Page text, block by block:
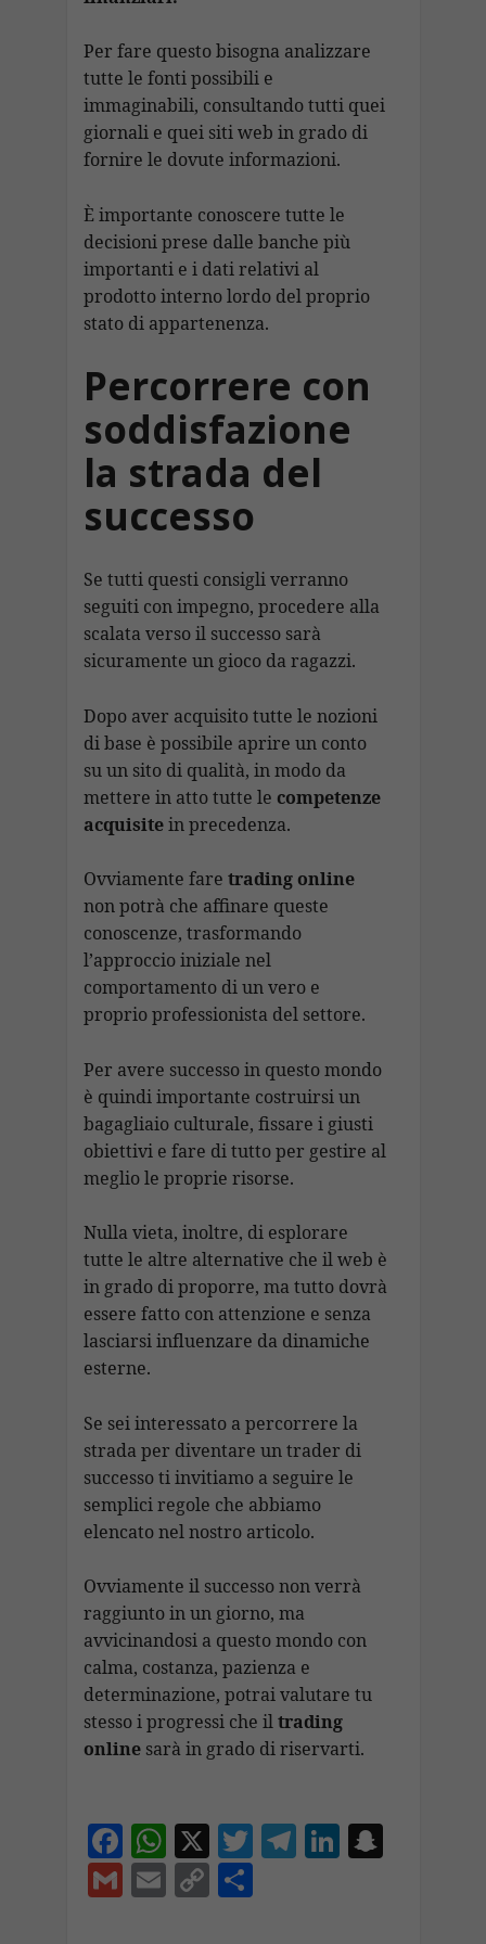
Per fare questo bisogna analizzare
tutte le fonti possibili e
immaginabili, consultando tutti quei
giornali e quei siti web in grado di
fornire le dovute informazioni.
È importante conoscere tutte le
decisioni prese dalle banche più
importanti e i dati relativi al
prodotto interno lordo del proprio
stato di appartenenza.
Percorrere con
soddisfazione
la strada del
successo
Se tutti questi consigli verranno
seguiti con impegno, procedere alla
scalata verso il successo sarà
sicuramente un gioco da ragazzi.
Dopo aver acquisito tutte le nozioni
di base è possibile aprire un conto
su un sito di qualità, in modo da
mettere in atto tutte le competenze
acquisitein precedenza.
Ovviamente fare trading online
non potrà che affinare queste
conoscenze, trasformando
l’approccio iniziale nel
comportamento di un vero e
proprio professionista del settore.
Per avere successo in questo mondo
è quindi importante costruirsi un
bagagliaio culturale, fissare i giusti
obiettivi e fare di tutto per gestire al
meglio le proprie risorse.
Nulla vieta, inoltre, di esplorare
tutte le altre alternative che il web è
in grado di proporre, ma tutto dovrà
essere fatto con attenzione e senza
lasciarsi influenzare da dinamiche
esterne.
Se sei interessato a percorrere la
strada per diventare un trader di
successo ti invitiamo a seguire le
semplici regole che abbiamo
elencato nel nostro articolo.
Ovviamente il successo non verrà
raggiunto in un giorno, ma
avvicinandosi a questo mondo con
calma, costanza, pazienza e
determinazione, potrai valutare tu
stesso i progressi che iltrading
onlinesarà in grado di riservarti.
F
ac
e
W
h
at
X T
w
itt
T Li S
G E C C